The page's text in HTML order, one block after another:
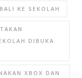
KE SEKOLAH
DIBUKA
XBOX DAN